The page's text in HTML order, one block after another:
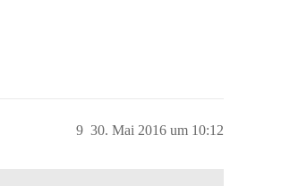
30. Mai 2016 um 10:12
9